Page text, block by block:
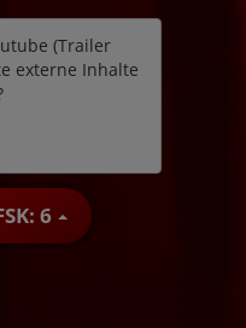
(Trailer
externe Inhalte
6